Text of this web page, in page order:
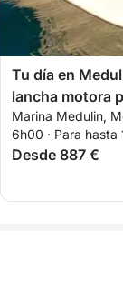
Tu día en
lancha motora
Marina Medulin,
6h00 · Para hasta
Desde 887 €